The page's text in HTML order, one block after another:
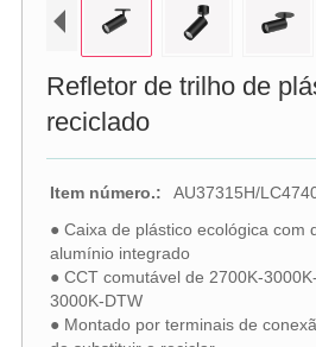
Refletor de trilho de
reciclado
Item número.:
AU37315H/
● Caixa de plástico ecológica com
alumínio integrado
● CCT comutável de 2700K-
3000K-DTW
● Montado por terminais de